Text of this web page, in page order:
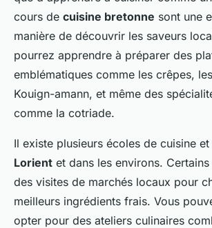
cours de cuisine bretonne sont une
manière de découvrir les saveurs
pourrez apprendre à préparer des
emblématiques comme les crêpes,
Kouign-amann, et même des
comme la cotriade.
Il existe plusieurs écoles de cuisine et
Lorient et dans les environs.
des visites de marchés locaux pour
meilleurs ingrédients frais. Vous
opter pour des ateliers culinaires